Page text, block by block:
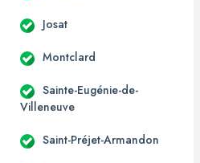
Josat
Montclard
Sainte-Eugénie-de-
Villeneuve
Saint-Préjet-Armandon